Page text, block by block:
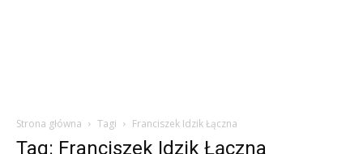
Strona główna Tagi Franciszek Idzik Łączna
Tag: Franciszek Idzik Łączna